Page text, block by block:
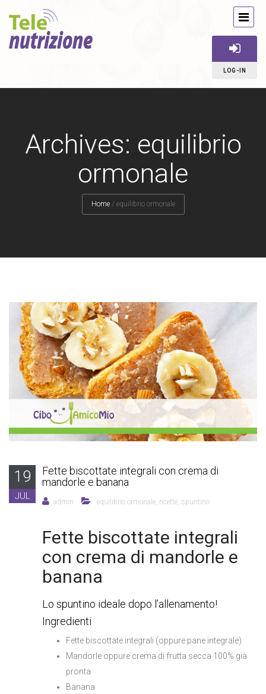
LOG-IN
Archives: equilibrio
ormonale
Home / equilibrio ormonale
19
JUL
Fette biscottate integrali con crema di
mandorle e banana
admin equilibrio ormonale, ricette, spuntino
Fette biscottate integrali
con crema di mandorle e
banana
Lo spuntino ideale dopo l’allenamento!
Ingredienti
Fette biscottate integrali (oppure pane integrale)
Mandorle oppure crema di frutta secca 100% già
pronta
Banana